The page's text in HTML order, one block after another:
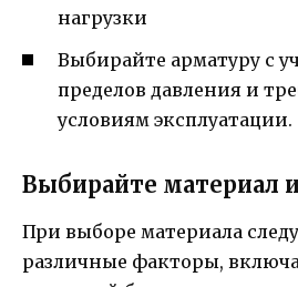
нагрузки
Выбирайте арматуру с
пределов давления и
условиям эксплуатации.
Выбирайте материал
При выборе материала
различные факторы,